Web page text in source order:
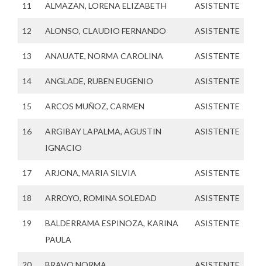
11 ALMAZAN, LORENA ELIZABETH ASISTENTE
12 ALONSO, CLAUDIO FERNANDO ASISTENTE
13 ANAUATE, NORMA CAROLINA ASISTENTE
14 ANGLADE, RUBEN EUGENIO ASISTENTE
15 ARCOS MUÑOZ, CARMEN ASISTENTE
16
ARGIBAY LAPALMA, AGUSTIN
IGNACIO
ASISTENTE
17 ARJONA, MARIA SILVIA ASISTENTE
18 ARROYO, ROMINA SOLEDAD ASISTENTE
19
BALDERRAMA ESPINOZA, KARINA
PAULA
ASISTENTE